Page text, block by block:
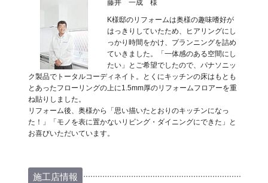
藤井 一成 様
K様邸のリフォームは奥様の趣味嗜好が
はっきりしていたため、ヒアリングにし
っかり時間をかけ、プランニングを詰め
ていきました。「一体感のある空間にし
たい」とご希望でしたので、パナソニッ
ク製品でトータルコーディネイト。とくにキッチンの床はもとも
とあったフローリングの上に1.5mm厚のリフォームフロアーを重
ね貼りしました。
リフォーム後、奥様から「思い描いたとおりのキッチンになっ
た！」「モノを表に置かないリビング・ダイニングにできた」と
お喜びいただいています。
施工店情報